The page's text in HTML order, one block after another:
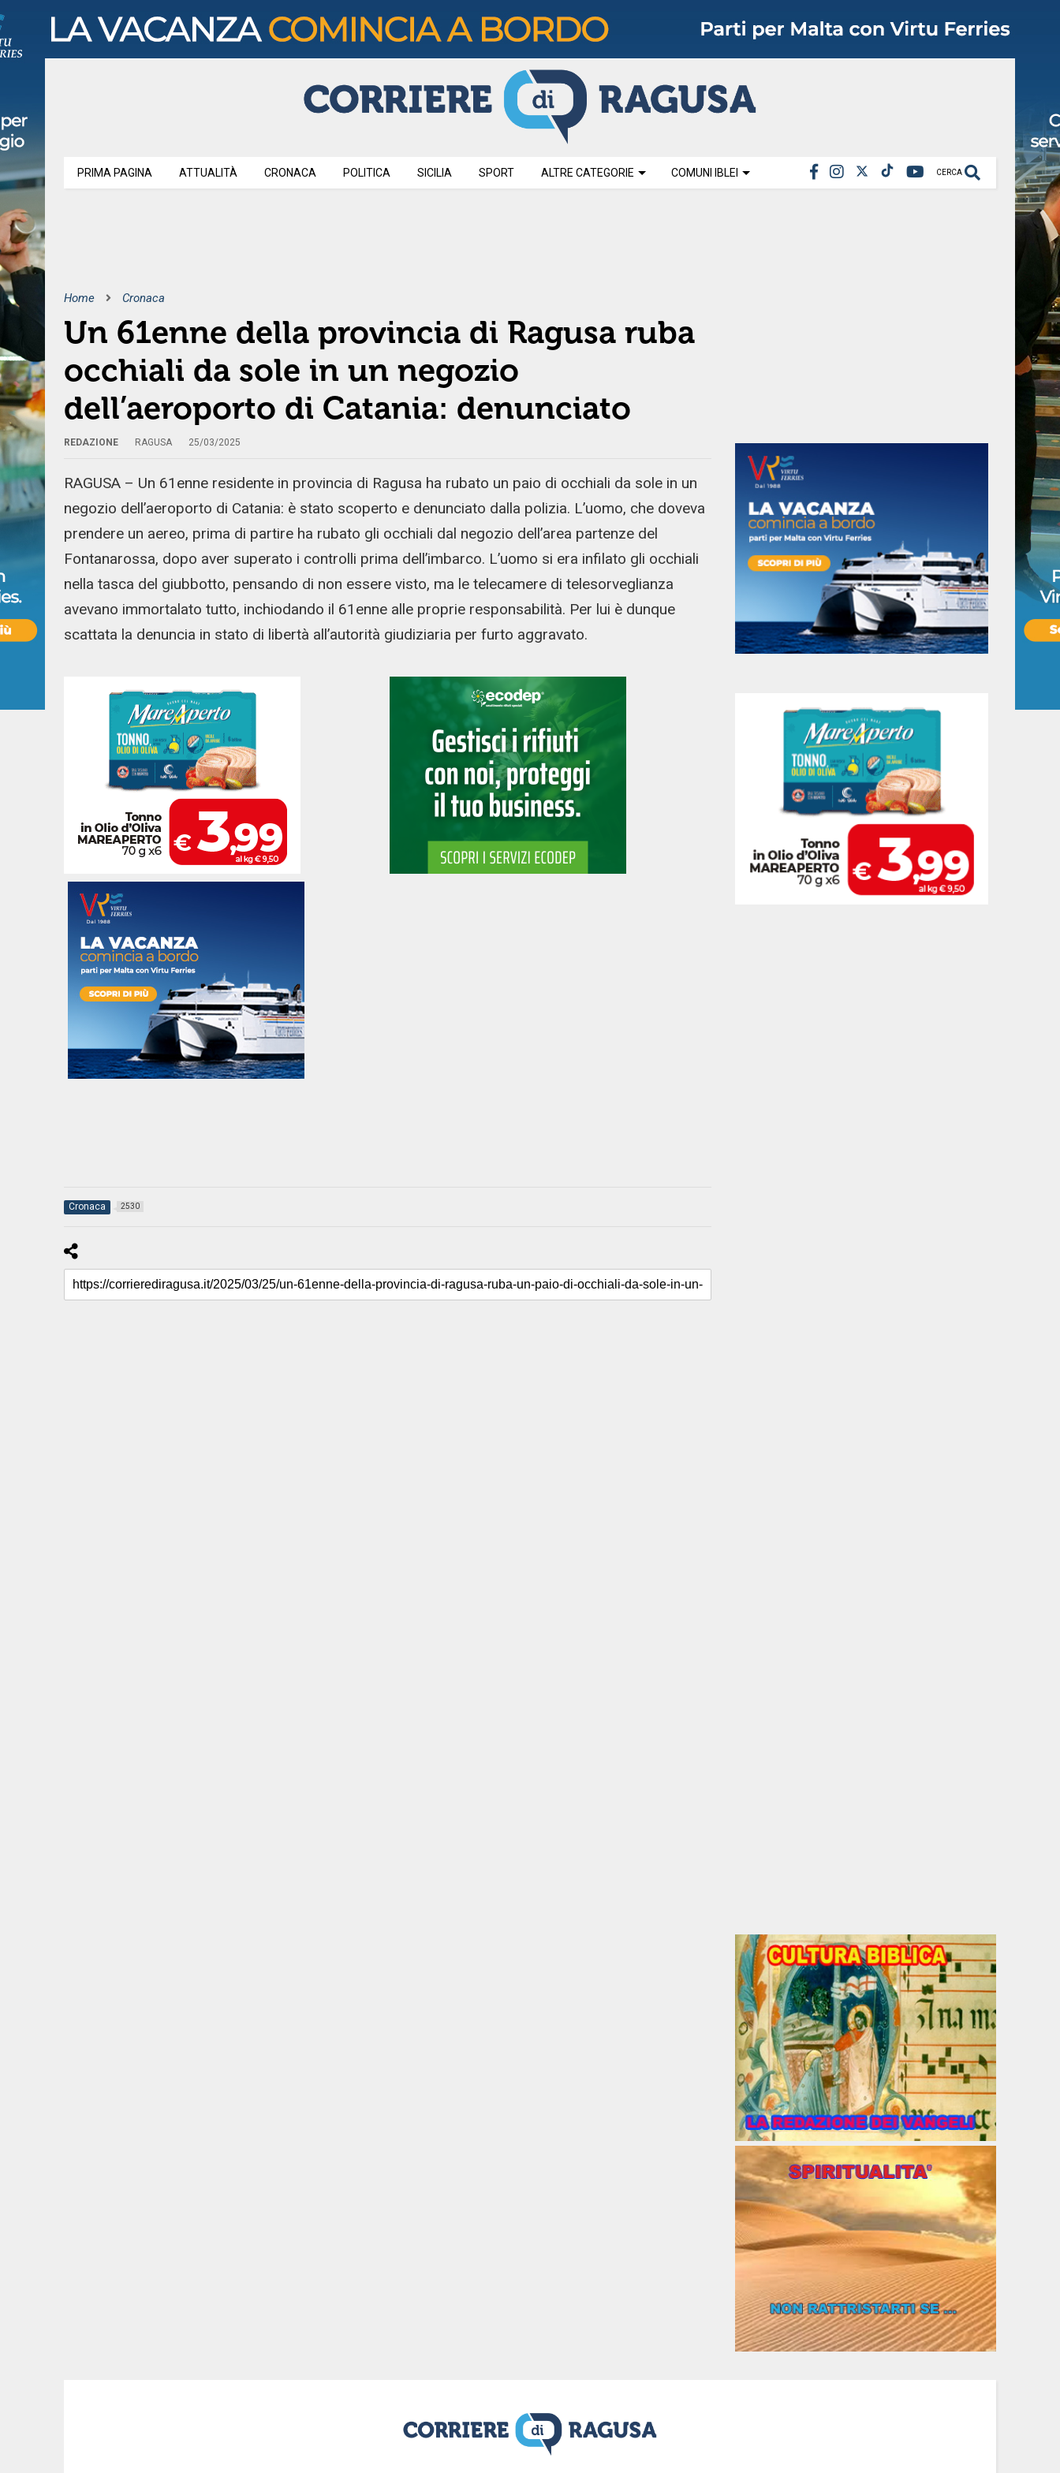
CERCA
PRIMA PAGINA ATTUALITÀ CRONACA POLITICA SICILIA SPORT ALTRE CATEGORIE COMUNI IBLEI
Home Cronaca
Un 61enne della provincia di Ragusa ruba
occhiali da sole in un negozio
dell’aeroporto di Catania: denunciato
REDAZIONE RAGUSA 25/03/2025
RAGUSA – Un 61enne residente in provincia di Ragusa ha rubato un paio di occhiali da sole in un
negozio dell’aeroporto di Catania: è stato scoperto e denunciato dalla polizia. L’uomo, che doveva
prendere un aereo, prima di partire ha rubato gli occhiali dal negozio dell’area partenze del
Fontanarossa, dopo aver superato i controlli prima dell’imbarco. L’uomo si era infilato gli occhiali
nella tasca del giubbotto, pensando di non essere visto, ma le telecamere di telesorveglianza
avevano immortalato tutto, inchiodando il 61enne alle proprie responsabilità. Per lui è dunque
scattata la denuncia in stato di libertà all’autorità giudiziaria per furto aggravato.
Cronaca 2530